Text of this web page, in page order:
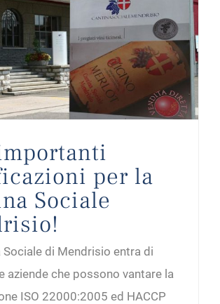
per la
Sociale
Sociale di Mendrisio entra di
aziende che possono vantare la
ISO 22000:2005 ed HACCP